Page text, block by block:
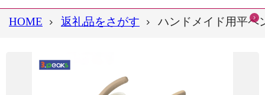
HOME 返礼品をさがす ハンドメイド用平ペ